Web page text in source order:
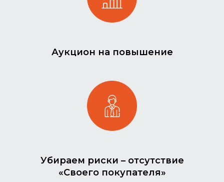
Аукцион на повышение
Убираем риски – отсутствие
«Своего покупателя»